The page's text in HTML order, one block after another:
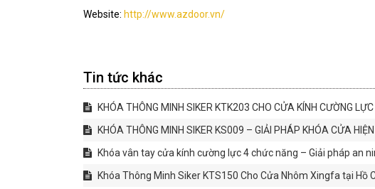
Website: http://www.azdoor.vn/
Tin tức khác
KHÓA THÔNG MINH SIKER KTK203 CHO CỬA KÍNH CƯỜNG
KHÓA THÔNG MINH SIKER KS009 – GIẢI PHÁP KHÓA CỬA
Khóa vân tay cửa kính cường lực 4 chức năng – Giải pháp an
Khóa Thông Minh Siker KTS150 Cho Cửa Nhôm Xingfa tại Hồ